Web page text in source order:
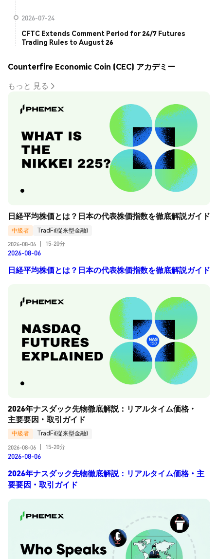
2026-07-24
CFTC Extends Comment Period for 24/7 Futures
Trading Rules to August 26
Counterfire Economic Coin (CEC) アカデミー
もっと 見る
日経平均株価とは？日本の代表株価指数を徹底解説ガイド
中級者
TradFi(従来型金融)
2026-08-06
15-20分
2026-08-06
日経平均株価とは？日本の代表株価指数を徹底解説ガイド
2026年ナスダック先物徹底解説：リアルタイム価格・
主要要因・取引ガイド
中級者
TradFi(従来型金融)
2026-08-06
15-20分
2026-08-06
2026年ナスダック先物徹底解説：リアルタイム価格・主
要要因・取引ガイド